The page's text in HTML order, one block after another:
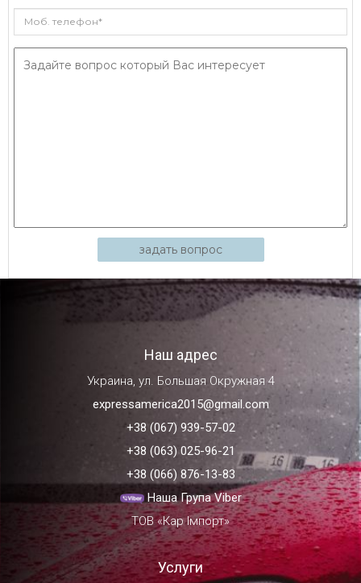
задать вопрос
Наш адрес
Украина, ул. Большая Окружная 4
expressamerica2015@gmail.com
+38 (067) 939-57-02
+38 (063) 025-96-21
+38 (066) 876-13-83
Наша Група Viber
ТОВ «Кар Імпорт»
Услуги